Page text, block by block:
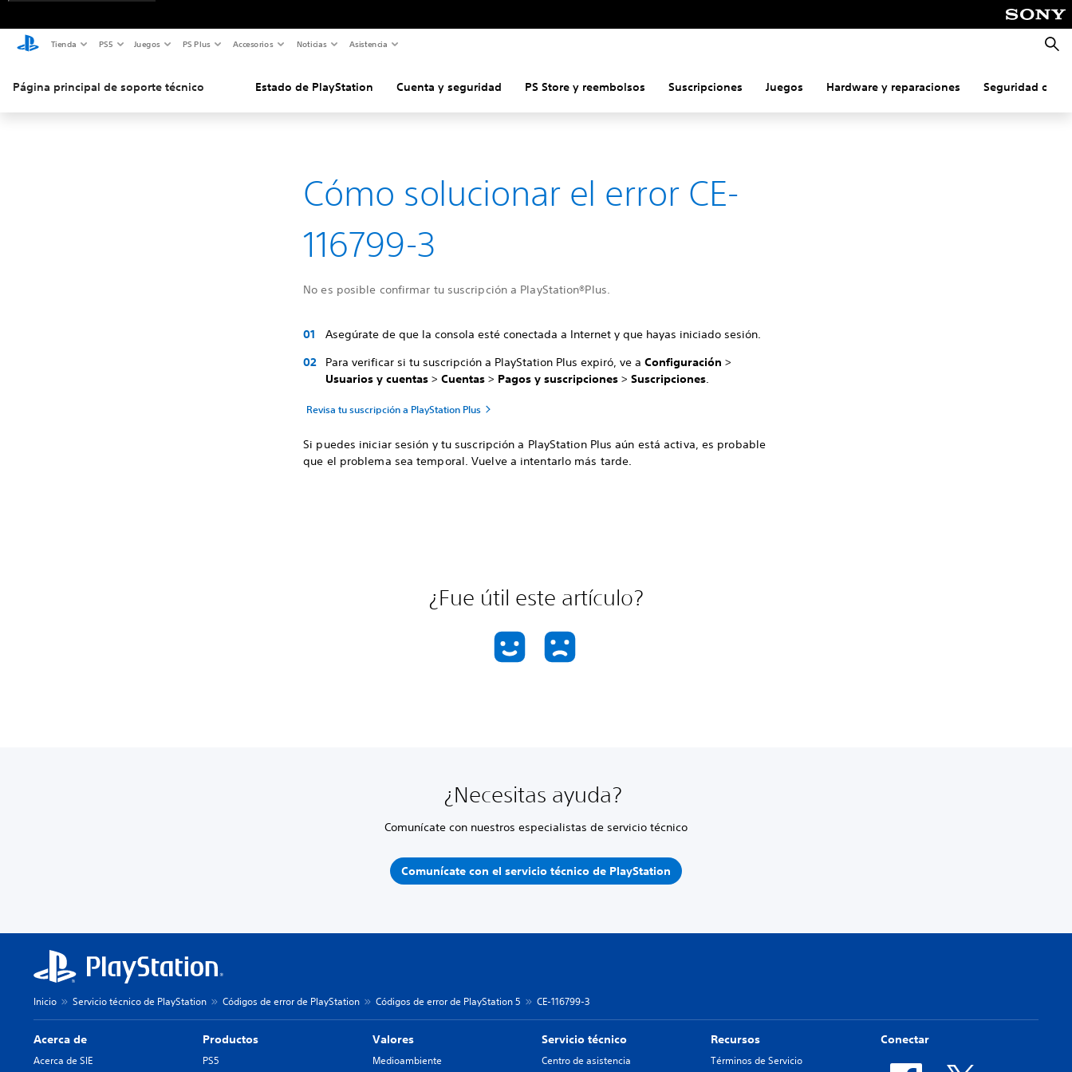
Tienda PS5 Juegos PS Plus Accesorios Noticias Asistencia
Página principal de soporte técnico Estado de PlayStation Cuenta y seguridad PS Store y reembolsos Suscripciones Juegos Hardware y reparaciones Seguridad
Cómo solucionar el error CE-
116799-3
No es posible confirmar tu suscripción a PlayStation®Plus.
Asegúrate de que la consola esté conectada a Internet y que hayas iniciado sesión.
Para verificar si tu suscripción a PlayStation Plus expiró, ve aConfiguración>
Usuarios y cuentas >Cuentas> Pagos y suscripciones >Suscripciones.
Revisa tu suscripción a PlayStation Plus
Si puedes iniciar sesión y tu suscripción a PlayStation Plus aún está activa, es probable
que el problema sea temporal. Vuelve a intentarlo más tarde.
¿Fue útil este artículo?
¿Necesitas ayuda?
Comunícate con nuestros especialistas de servicio técnico
Comunícate con el servicio técnico de PlayStation
Inicio Servicio técnico de PlayStation Códigos de error de PlayStation Códigos de error de PlayStation 5 CE-116799-3
Acerca de
Acerca de SIE
Productos
PS5
Valores
Medioambiente
Servicio técnico
Centro de asistencia
Recursos
Términos de Servicio
Conectar